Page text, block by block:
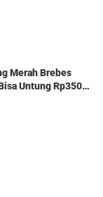
Merah Brebes
Untung Rp350